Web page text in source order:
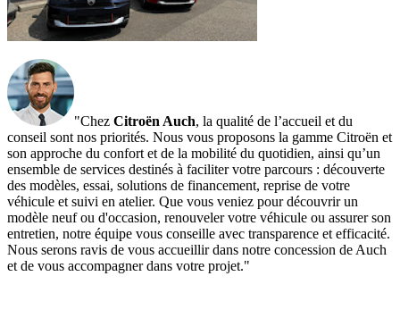
"Chez Citroën Auch, la qualité de l’accueil et du
conseil sont nos priorités. Nous vous proposons la gamme Citroën et
son approche du confort et de la mobilité du quotidien, ainsi qu’un
ensemble de services destinés à faciliter votre parcours : découverte
des modèles, essai, solutions de financement, reprise de votre
véhicule et suivi en atelier. Que vous veniez pour découvrir un
modèle neuf ou d'occasion, renouveler votre véhicule ou assurer son
entretien, notre équipe vous conseille avec transparence et efficacité.
Nous serons ravis de vous accueillir dans notre concession de Auch
et de vous accompagner dans votre projet."